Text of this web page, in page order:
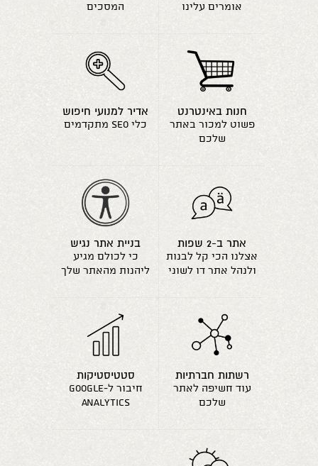
אומרים עלינו
המסכים
חנות באינטרנט
פשוט למכור באתר
שלכם
אדיר למנועי חיפוש
כלי seo מתקדמים
אתר ב-2 שפות
אצלנו הכי קל לבנות
ולנהל אתר דו לשוני
בניית אתר נגיש
כי לכולם מגיע
ליהנות מהאתר שלך
רשתות חברתיות
עוד חשיפה לאתר
שלכם
סטטיסטיקות
חיבור ל-google
analytics